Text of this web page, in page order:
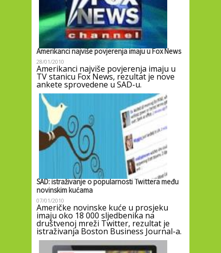
Amerikanci najviše povjerenja imaju u Fox News
28/01/2010
Amerikanci najviše povjerenja imaju u
TV stanicu Fox News, rezultat je nove
ankete sprovedene u SAD-u.
SAD: istraživanje o popularnosti Twittera među
novinskim kućama
07/01/2010
Američke novinske kuće u prosjeku
imaju oko 18 000 sljedbenika na
društvenoj mreži Twitter, rezultat je
istraživanja Boston Business Journal-a.